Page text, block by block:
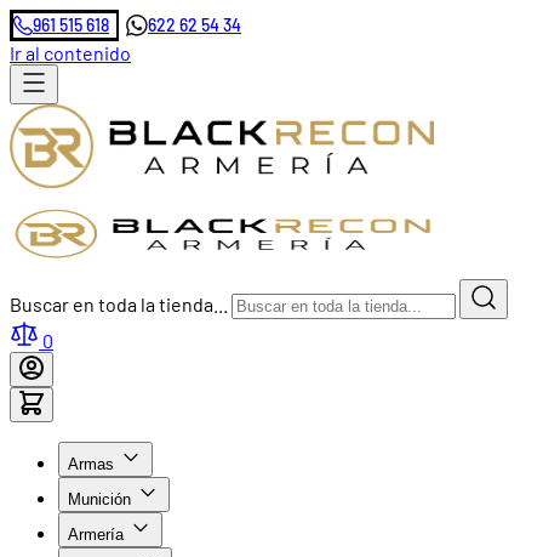
961 515 618 622 62 54 34
Ir al contenido
Buscar en toda la tienda...
0
Armas
Munición
Armería